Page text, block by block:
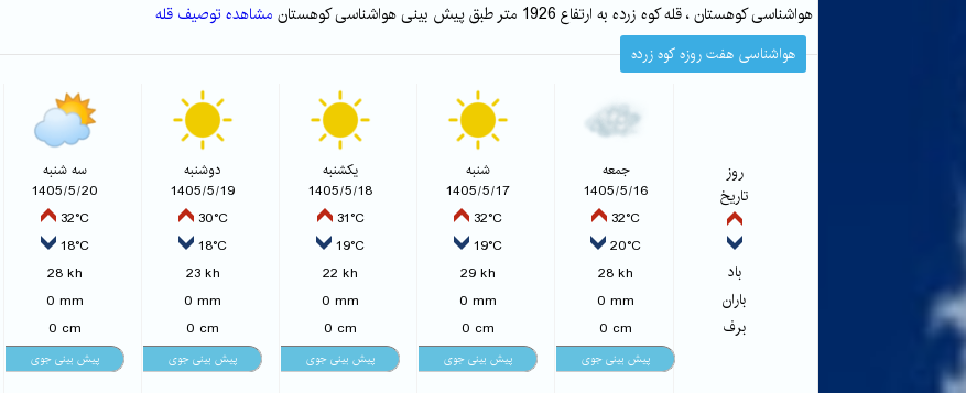
هواشناسی کوهستان ، قله کوه زرده به ارتفاع 1926 متر طبق پیش بینی هواشناسی کوهستان مشاهده توصیف قله
هواشناسی هفت روزه کوه زرده
روز
تاریخ
باد
باران
برف
جمعه
1405/5/16
32°C
20°C
28 kh
0 mm
0 cm
شنبه
1405/5/17
32°C
19°C
29 kh
0 mm
0 cm
یکشنبه
1405/5/18
31°C
19°C
22 kh
0 mm
0 cm
دوشنبه
1405/5/19
30°C
18°C
23 kh
0 mm
0 cm
سه شنبه
1405/5/20
32°C
18°C
28 kh
0 mm
0 cm